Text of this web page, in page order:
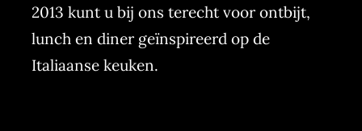
2013 kunt u bij ons terecht voor ontbijt,
lunch en diner geïnspireerd op de
Italiaanse keuken.